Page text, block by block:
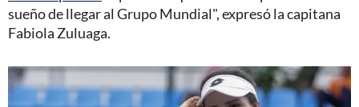
sueño de llegar al Grupo Mundial", expresó la capitana
Fabiola Zuluaga.